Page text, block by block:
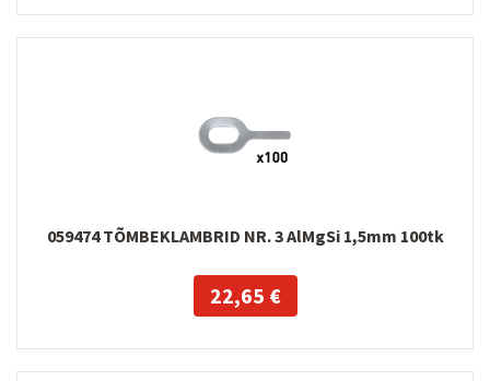
059474 TÕMBEKLAMBRID NR. 3 AlMgSi 1,5mm 100tk
22,65 €